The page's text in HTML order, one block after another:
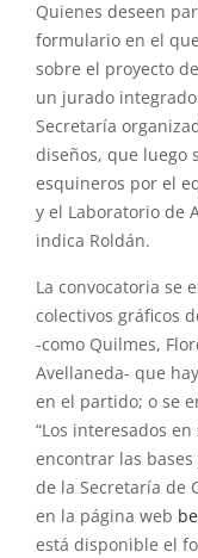
Quienes deseen
formulario en el
sobre el proyecto
un jurado
Secretaría
diseños, que luego
esquineros por el
y el Laboratorio de
indica Roldán.
La convocatoria se
colectivos gráficos
-como Quilmes,
Avellaneda- que
en el partido; o se
“Los interesados
encontrar las
de la Secretaría de
en la página web
está disponible el